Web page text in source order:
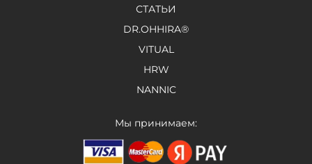
СТАТЬИ
DR.OHHIRA®
VITUAL
HRW
NANNIC
Мы принимаем: